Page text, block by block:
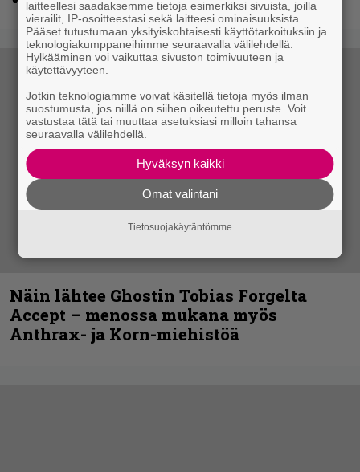
Näin lähtee Ghostin Tobias Forgelta
Accept – menossa mukana myös
Anthrax- ja Korn-miehistöä
laitteellesi saadaksemme tietoja esimerkiksi sivuista, joilla
vierailit, IP-osoitteestasi sekä laitteesi ominaisuuksista.
Pääset tutustumaan yksityiskohtaisesti käyttötarkoituksiin ja
teknologiakumppaneihimme seuraavalla välilehdellä.
Hylkääminen voi vaikuttaa sivuston toimivuuteen ja
käytettävyyteen.
Jotkin teknologiamme voivat käsitellä tietoja myös ilman
suostumusta, jos niillä on siihen oikeutettu peruste. Voit
vastustaa tätä tai muuttaa asetuksiasi milloin tahansa
seuraavalla välilehdellä.
Hyväksyn kaikki
Omat valintani
Tietosuojakäytäntömme